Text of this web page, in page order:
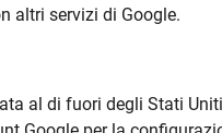
altri servizi di Google.
al di fuori degli Stati